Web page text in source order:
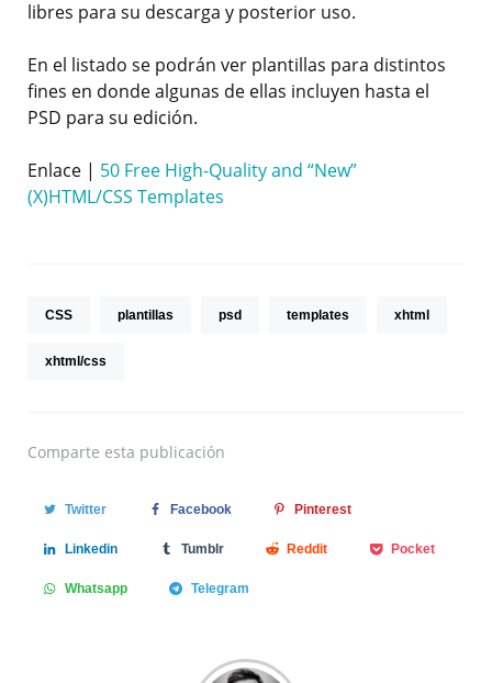
libres para su descarga y posterior uso.
En el listado se podrán ver plantillas para distintos
fines en donde algunas de ellas incluyen hasta el
PSD para su edición.
Enlace | 50 Free High-Quality and “New”
(X)HTML/CSS Templates
CSS plantillas psd templates xhtml
xhtml/css
Comparte esta publicación
Twitter Facebook Pinterest
Linkedin Tumblr Reddit Pocket
Whatsapp Telegram